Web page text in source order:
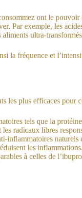
ont le
Par exemple, les
ultra-
la fréquence et
les plus efficaces pour
tels que la
radicaux libres
inflammatoires naturels
les inflammations.
à celles de